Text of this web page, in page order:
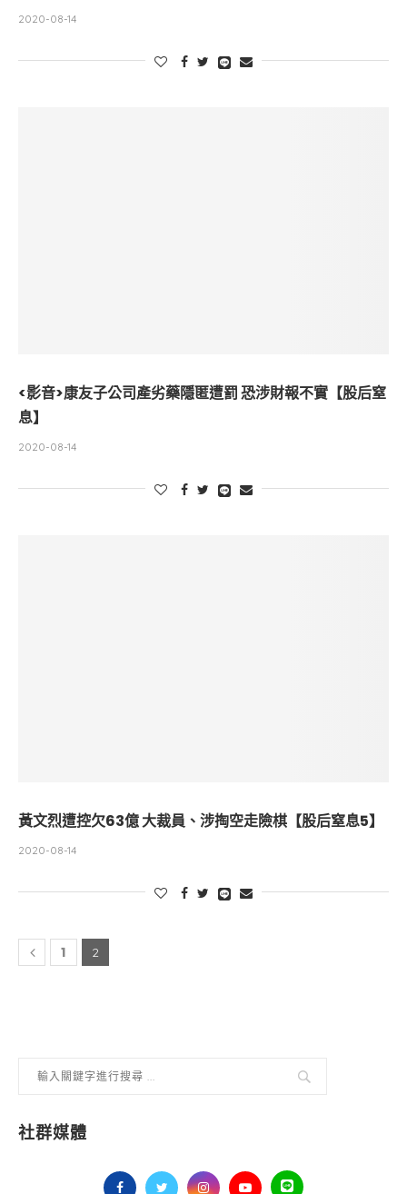
2020-08-14
<影音>康友子公司產劣藥隱匿遭罰 恐涉財報不實【股后窒
息】
2020-08-14
黃文烈遭控欠63億 大裁員、涉掏空走險棋【股后窒息5】
2020-08-14
1 2
社群媒體